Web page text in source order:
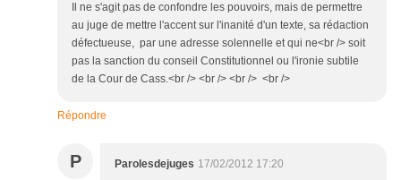
Il ne s'agit pas de confondre les pouvoirs, mais de permettre
au juge de mettre l'accent sur l'inanité d'un texte, sa rédaction
défectueuse, par une adresse solennelle et qui ne<br /> soit
pas la sanction du conseil Constitutionnel ou l'ironie subtile
de la Cour de Cass.<br /> <br /> <br /> <br />
Répondre
P Parolesdejuges 17/02/2012 17:20